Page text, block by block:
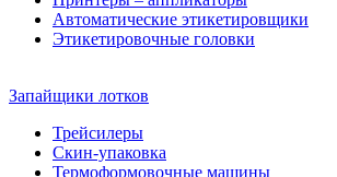
Автоматические этикетировщики
Этикетировочные головки
Запайщики лотков
Трейсилеры
Скин-упаковка
Термоформовочные машины